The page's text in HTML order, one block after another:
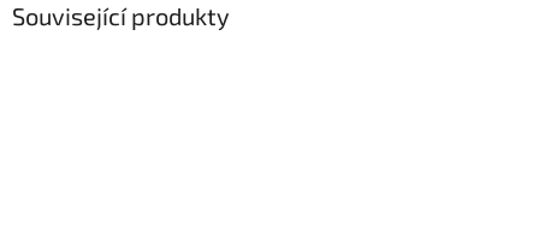
Související produkty